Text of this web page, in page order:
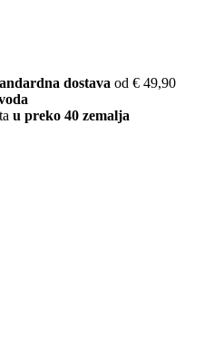
dostava od € 49,90
u preko 40 zemalja